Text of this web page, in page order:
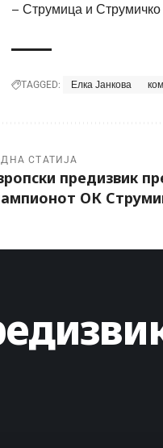
– Струмица и
TAGGED: Елка Јанкова
СТАТИЈА
предизвик
ОК